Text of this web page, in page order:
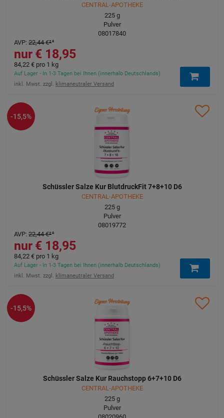
CENTRAL-APOTHEKE
225g
Pulver
08017840
18,95 €
AVP: 22,44 €²
Auf Lager - In 1-3 Tagen bei Ihnen (innerhalb Deutschlands)
inkl. Mwst. zzgl. klimaneutraler Versand
84,22 € pro 1 kg
Schüssler Salze Kur BlutdruckFit 7+8+10 D6
CENTRAL-APOTHEKE
225g
Pulver
08019772
18,95 €
AVP: 22,44 €²
Auf Lager - In 1-3 Tagen bei Ihnen (innerhalb Deutschlands)
inkl. Mwst. zzgl. klimaneutraler Versand
84,22 € pro 1 kg
-15,5%
Schüssler Salze Kur Rauchstopp 6+7+10 D6
CENTRAL-APOTHEKE
225g
Pulver
-15,5%